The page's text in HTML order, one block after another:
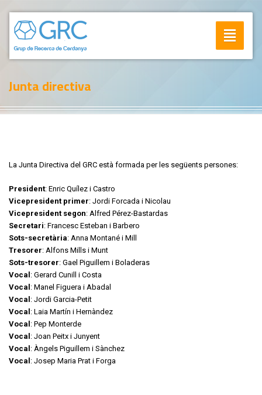
Toggle
Junta directiva
La Junta Directiva del GRC està formada per les següents persones:
President: Enric Quílez i Castro
Vicepresident primer: Jordi Forcada i Nicolau
Vicepresident segon: Alfred Pérez-Bastardas
Secretari: Francesc Esteban i Barbero
Sots-secretària: Anna Montané i Mill
Tresorer: Alfons Mills i Munt
Sots-tresorer: Gael Piguillem i Boladeras
Vocal: Gerard Cunill i Costa
Vocal: Manel Figuera i Abadal
Vocal: Jordi Garcia-Petit
Vocal: Laia Martín i Hernàndez
Vocal: Pep Monterde
Vocal: Joan Peitx i Junyent
Vocal: Àngels Piguillem i Sànchez
Vocal: Josep Maria Prat i Forga